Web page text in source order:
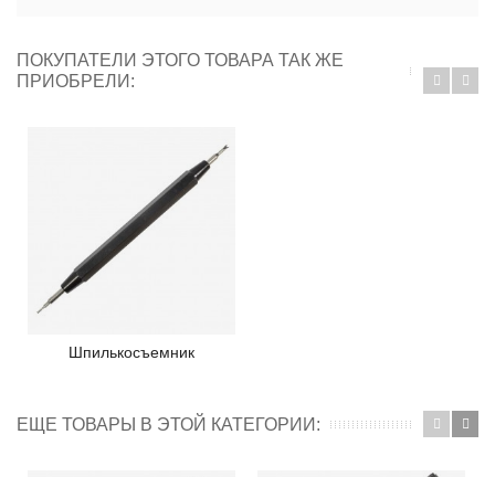
ПОКУПАТЕЛИ ЭТОГО ТОВАРА ТАК ЖЕ
ПРИОБРЕЛИ:
Шпилькосъемник
ЕЩЕ ТОВАРЫ В ЭТОЙ КАТЕГОРИИ: